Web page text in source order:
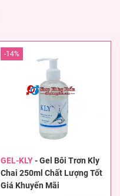
GEL-KLY-Gel Bôi Trơn Kly
Chai 250ml Chất Lượng Tốt
Giá Khuyến Mãi
-14%